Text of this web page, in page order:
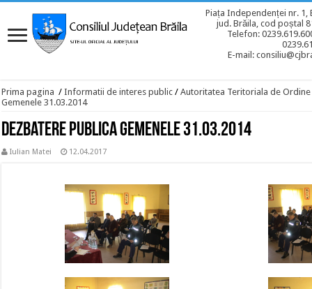
Piața Independenței nr. 1,
jud. Brăila, cod poștal
Telefon:
E-mail:
Prima pagina / Informatii de interes public / Autoritatea Teritoriala de Ordine
Gemenele 31.03.2014
Dezbatere publica Gemenele 31.03.2014
Iulian Matei 12.04.2017